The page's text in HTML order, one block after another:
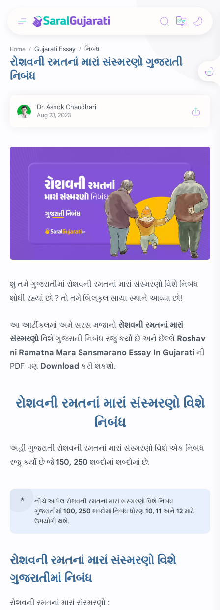
Home Gujarati Essay નિબંધ
રોશવની રમતનાં મારાં સંસ્મરણો ગુજરાતી
નિબંધ
શું તમે ગુજરાતીમાં રોશવની રમતનાં મારાં સંસ્મરણો વિશે નિબંધ
શોધી રહ્યાં છો ? તો તમે બિલકુલ સાચા સ્થાને આવ્યા છો!
આ આર્ટીકલમાં અમે સરસ મજાનો રોશવની રમતનાં મારાં
સંસ્મરણો વિશે ગુજરાતી નિબંધ રજુ કર્યો છે અને છેલ્લે Roshav
ni Ramatna Mara Sansmarano Essay In Gujarati ની
PDF પણ Download કરી શકશો.
રોશવની રમતનાં મારાં સંસ્મરણો વિશે
નિબંધ
અહીં ગુજરાતી રોશવની રમતનાં મારાં સંસ્મરણો વિશે એક નિબંધ
રજુ કર્યો છે જે 150, 250 શબ્દોમાં શબ્દોમાં છે.
નીચે આપેલ રોશવની રમતનાં મારાં સંસ્મરણો વિશે નિબંધ
ગુજરાતીમાં100, 250 શબ્દોમાં નિબંધ ધોરણ10,11 અને 12 માટે
ઉપયોગી થશે.
રોશવની રમતનાં મારાં સંસ્મરણો વિશે
ગુજરાતીમાં નિબંધ
રોશવની રમતનાં મારાં સંસ્મરણો :